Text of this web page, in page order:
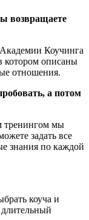
возвращаете
Коучинга
котором описаны
отношения.
а потом
тренингом мы
задать все
знания по каждой
коуча и
длительный